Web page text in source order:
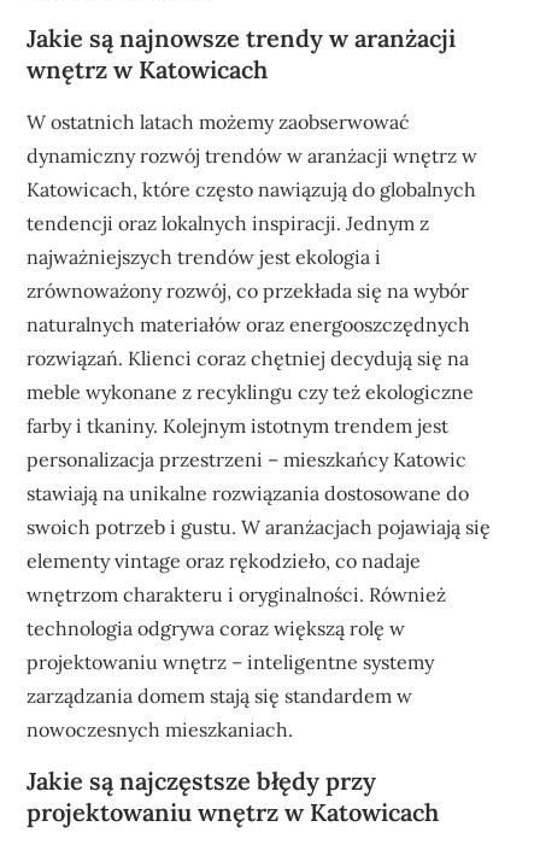
Jakie są najnowsze trendy w aranżacji
wnętrz w Katowicach
W ostatnich latach możemy zaobserwować
dynamiczny rozwój trendów w aranżacji wnętrz w
Katowicach, które często nawiązują do globalnych
tendencji oraz lokalnych inspiracji. Jednym z
najważniejszych trendów jest ekologia i
zrównoważony rozwój, co przekłada się na wybór
naturalnych materiałów oraz energooszczędnych
rozwiązań. Klienci coraz chętniej decydują się na
meble wykonane z recyklingu czy też ekologiczne
farby i tkaniny. Kolejnym istotnym trendem jest
personalizacja przestrzeni – mieszkańcy Katowic
stawiają na unikalne rozwiązania dostosowane do
swoich potrzeb i gustu. W aranżacjach pojawiają się
elementy vintage oraz rękodzieło, co nadaje
wnętrzom charakteru i oryginalności. Również
technologia odgrywa coraz większą rolę w
projektowaniu wnętrz – inteligentne systemy
zarządzania domem stają się standardem w
nowoczesnych mieszkaniach.
Jakie są najczęstsze błędy przy
projektowaniu wnętrz w Katowicach